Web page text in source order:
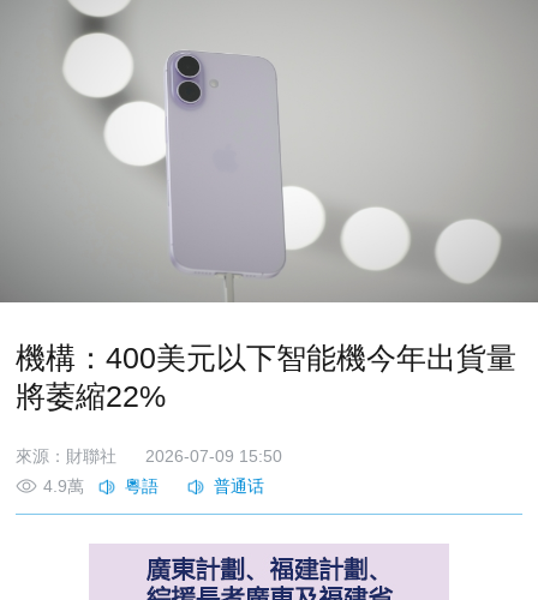
機構：400美元以下智能機今年出貨量
將萎縮22%
來源：財聯社
2026-07-09 15:50
4.9萬